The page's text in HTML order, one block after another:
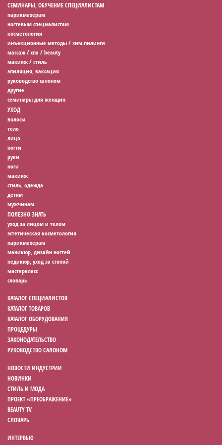
СЕМИНАРЫ, ОБУЧЕНИЕ СПЕЦИАЛИСТАМ
парикмахерам
ногтевым специалистам
косметология
инъекционные методы / хим.пилинги
массаж / спа / beauty
макияж / стиль
эпиляция, ваксация
руководство салоном
другие
семинары для женщин
УХОД
волосы
тело
лицо
ногти
руки
ноги
макияж
стиль, одежда
детям
мужчинам
ПОЛЕЗНО ЗНАТЬ
уход за лицом и телом
эстетическая косметология
парикмахерам
маникюр, дизайн ногтей
педикюр, уход за стопой
мастеркласс
словарь
КАТАЛОГ СПЕЦИАЛИСТОВ
КАТАЛОГ ТОВАРОВ
КАТАЛОГ ОБОРУДОВАНИЯ
ПРОЦЕДУРЫ
ЗАКОНОДАТЕЛЬСТВО
РУКОВОДСТВО САЛОНОМ
НОВОСТИ ИНДУСТРИИ
НОВИНКИ
СТИЛЬ И МОДА
ПРОЕКТ «ПРЕОБРАЖЕНИЕ»
BEAUTY TV
СЛОВАРЬ
ИНТЕРВЬЮ